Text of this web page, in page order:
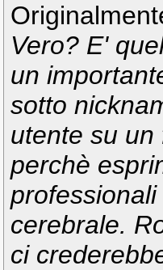
Vero? E'
un
sotto
utente su
perchè
cerebrale.
ci